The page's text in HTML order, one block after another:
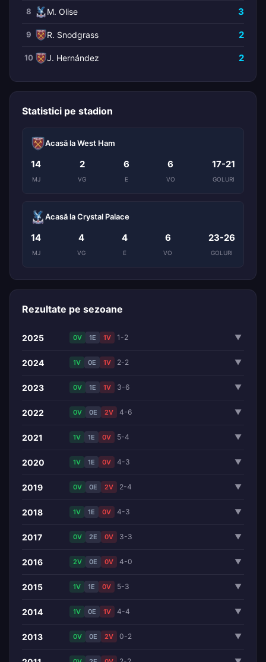
8 M. Olise 3
9 R. Snodgrass 2
10 J. Hernández 2
Statistici pe stadion
Acasă la West Ham
14
MJ
2
VG
6
E
6
VO
17-21
GOLURI
Acasă la Crystal Palace
14
MJ
4
VG
4
E
6
VO
23-26
GOLURI
Rezultate pe sezoane
2025 0V 1E 1V 1-2 ▼
2024 1V 0E 1V 2-2 ▼
2023 0V 1E 1V 3-6 ▼
2022 0V 0E 2V 4-6 ▼
2021 1V 1E 0V 5-4 ▼
2020 1V 1E 0V 4-3 ▼
2019 0V 0E 2V 2-4 ▼
2018 1V 1E 0V 4-3 ▼
2017 0V 2E 0V 3-3 ▼
2016 2V 0E 0V 4-0 ▼
2015 1V 1E 0V 5-3 ▼
2014 1V 0E 1V 4-4 ▼
2013 0V 0E 2V 0-2 ▼